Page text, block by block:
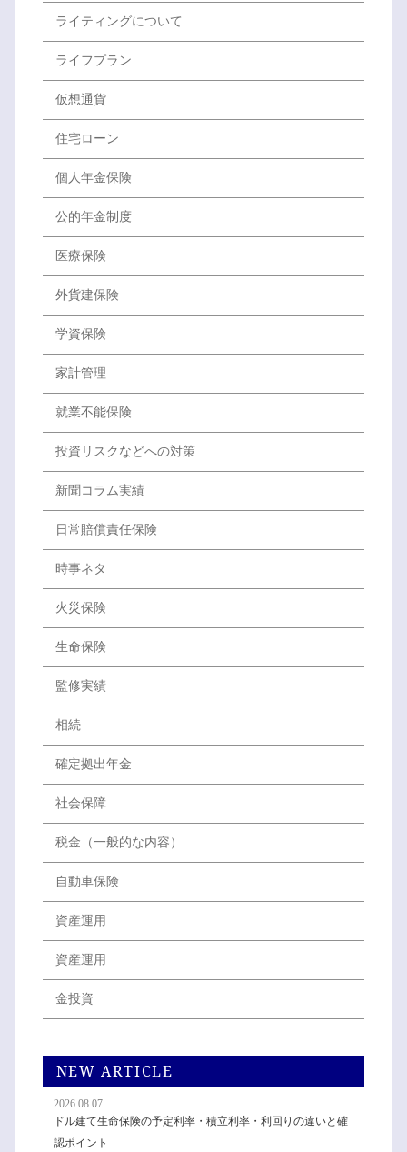
ライティングについて
ライフプラン
仮想通貨
住宅ローン
個人年金保険
公的年金制度
医療保険
外貨建保険
学資保険
家計管理
就業不能保険
投資リスクなどへの対策
新聞コラム実績
日常賠償責任保険
時事ネタ
火災保険
生命保険
監修実績
相続
確定拠出年金
社会保障
税金（一般的な内容）
自動車保険
資産運用
資産運用
金投資
NEW ARTICLE
2026.08.07
ドル建て生命保険の予定利率・積立利率・利回りの違いと確
認ポイント